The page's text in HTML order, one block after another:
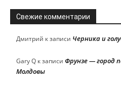
Свежие комментарии
Дмитрий к записи Черника и
Gary Q к записи Фрунзе — город
Молдовы